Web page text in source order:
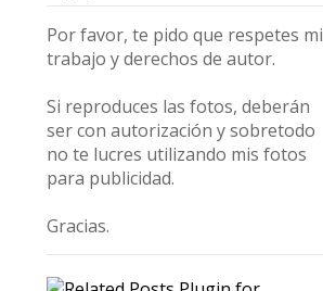
Por favor, te pido que respetes mi
trabajo y derechos de autor.
Si reproduces las fotos, deberán
ser con autorización y sobretodo
no te lucres utilizando mis fotos
para publicidad.
Gracias.